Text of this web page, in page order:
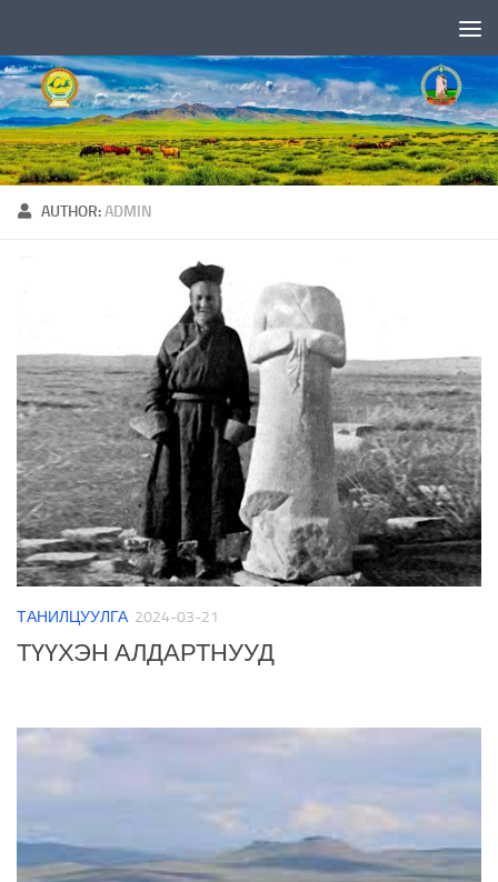
AUTHOR:ADMIN
ТАНИЛЦУУЛГА 2024-03-21
ТҮҮХЭН АЛДАРТНУУД